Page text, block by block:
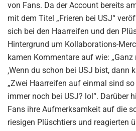
von Fans. Da der Account bereits
mit dem Titel „Frieren bei USJ“
sich bei den Haarreifen und den
Hintergrund um Kollaborations-
kamen Kommentare auf wie:
‚Wenn du schon bei USJ bist, dann
„Zwei Haarreifen auf einmal sind so
immer noch bei USJ? lol“. Darüber
Fans ihre Aufmerksamkeit auf die
riesigen Plüschtiers und reagierten